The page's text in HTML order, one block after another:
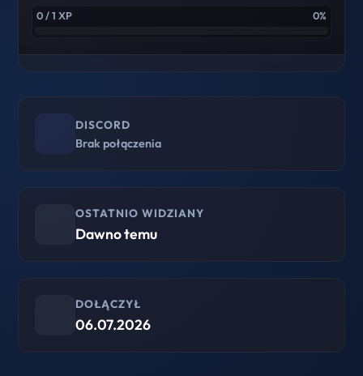
0 / 1 XP 0%
DISCORD
Brak połączenia
OSTATNIO WIDZIANY
Dawno temu
DOŁĄCZYŁ
06.07.2026